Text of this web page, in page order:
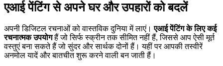
एआई पेंटिंग से अपने घर और उपहारों को बदलें
अपनी डिजिटल रचनाओं को वास्तविक दुनिया में लाएं।एआई पेंटिंग के लिए कई
रचनात्मक उपयोगहैं जो सिर्फ स्क्रीन तक सीमित नहीं हैं, जिससे आप ऐसी मूर्त
वस्तुएं बना सकते हैं जो सुंदर और सार्थक दोनों हैं। यहीं पर आपकी तस्वीरें
अनमोल यादें और बातचीत शुरू करने वाली बन जाती हैं।